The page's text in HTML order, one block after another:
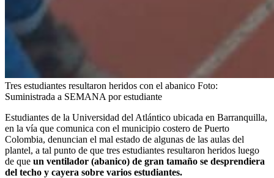
Tres estudiantes resultaron heridos con el abanico Foto:
Suministrada a SEMANA por estudiante
Estudiantes de la Universidad del Atlántico ubicada en Barranquilla,
en la vía que comunica con el municipio costero de Puerto
Colombia, denuncian el mal estado de algunas de las aulas del
plantel, a tal punto de que tres estudiantes resultaron heridos luego
de que un ventilador (abanico) de gran tamaño se desprendiera
del techo y cayera sobre varios estudiantes.